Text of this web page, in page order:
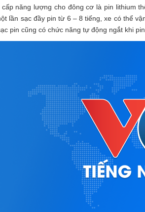
cấp năng lượng cho đông cơ là pin lithium
lần sạc đầy pin từ 6 – 8 tiếng, xe có thể
pin cũng có chức năng tự động ngắt khi pin